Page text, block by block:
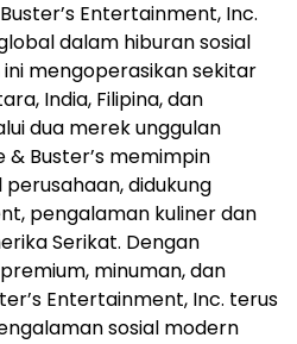
Entertainment, Inc.
dalam hiburan sosial
mengoperasikan sekitar
India, Filipina, dan
dua merek unggulan
& Buster’s memimpin
didukung
pengalaman kuliner dan
Serikat. Dengan
minuman, dan
Entertainment, Inc. terus
sosial modern